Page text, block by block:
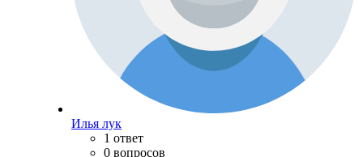
Илья лук
1 ответ
0 вопросов